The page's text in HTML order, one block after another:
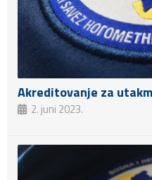
Akreditovanje za
2. juni 2023.